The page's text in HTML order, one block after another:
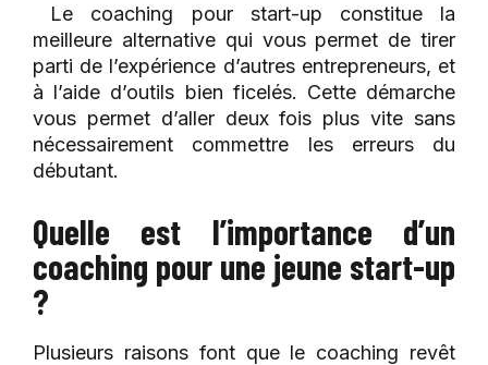
Le coaching pour start-up constitue la
meilleure alternative qui vous permet de tirer
parti de l’expérience d’autres entrepreneurs, et
à l’aide d’outils bien ficelés. Cette démarche
vous permet d’aller deux fois plus vite sans
nécessairement commettre les erreurs du
débutant.
Quelle est l’importance d’un
coaching pour une jeune start-up
?
Plusieurs raisons font que le coaching revêt